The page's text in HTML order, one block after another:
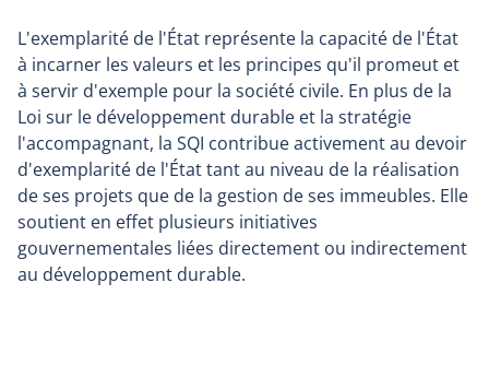
L'exemplarité de l'État représente la capacité de l'État
à incarner les valeurs et les principes qu'il promeut et
à servir d'exemple pour la société civile. En plus de la
Loi sur le développement durable et la stratégie
l'accompagnant, la SQI contribue activement au devoir
d'exemplarité de l'État tant au niveau de la réalisation
de ses projets que de la gestion de ses immeubles. Elle
soutient en effet plusieurs initiatives
gouvernementales liées directement ou indirectement
au développement durable.